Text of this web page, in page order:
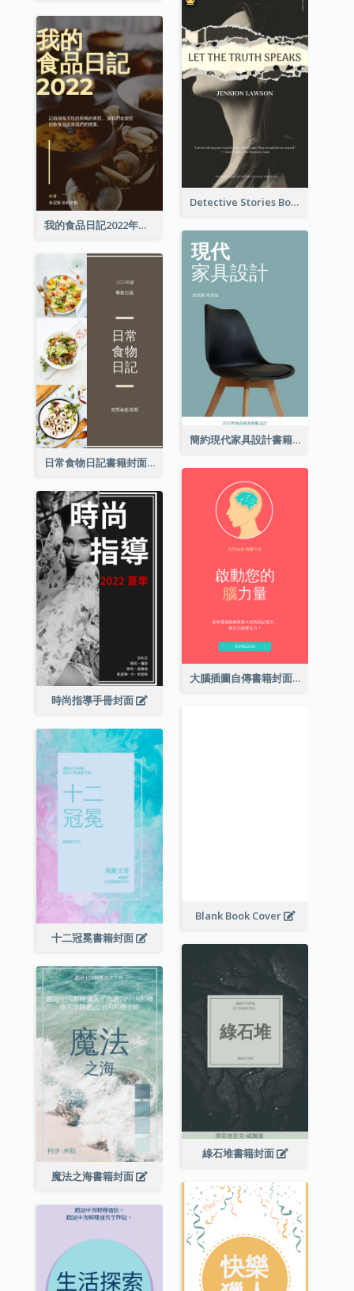
Detective Stories Book Cover
我的食品日記2022年書籍封面
簡約現代家具設計書籍封面
日常食物日記書籍封面
大腦插圖自傳書籍封面
時尚指導手冊封面
Blank Book Cover
十二冠冕書籍封面
綠石堆書籍封面
魔法之海書籍封面